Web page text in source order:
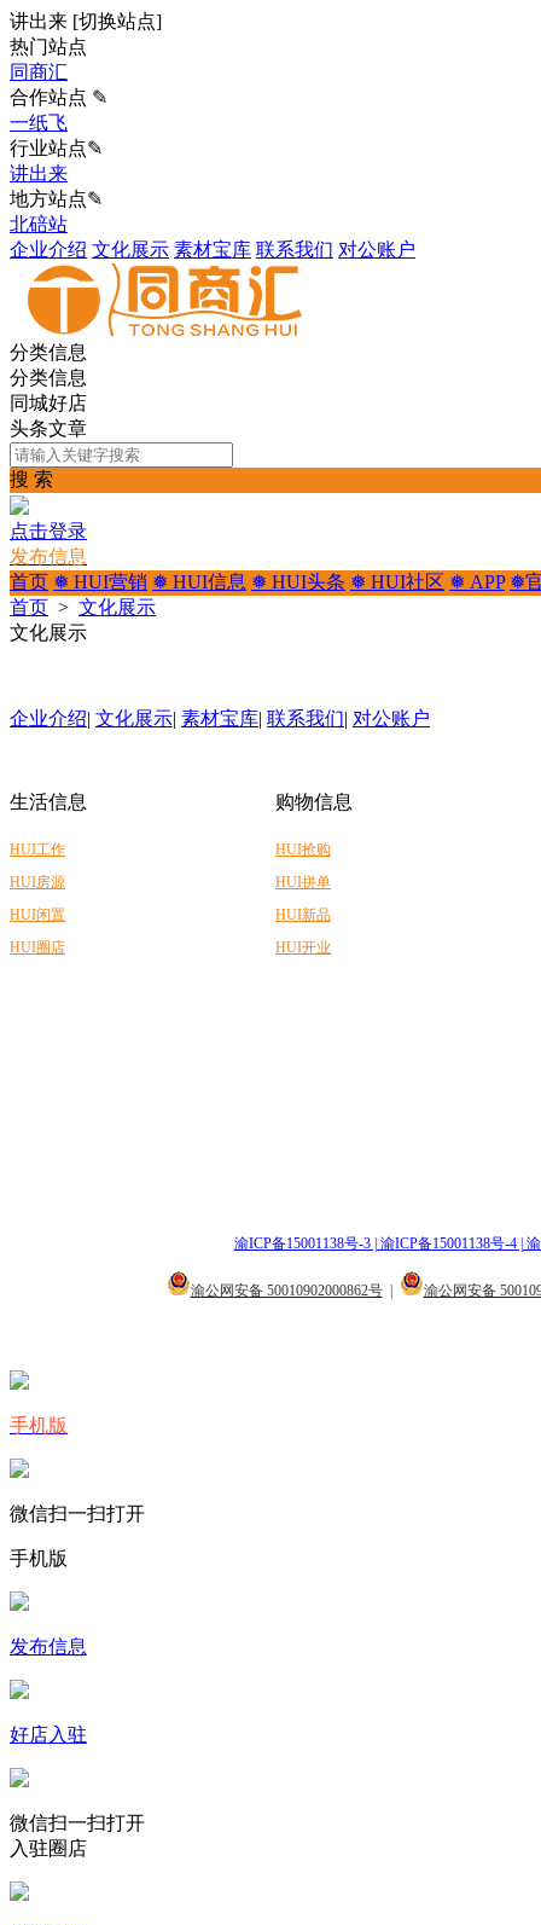
讲出来 [切换站点]
热门站点
同商汇
合作站点 ✎
一纸飞
行业站点✎
讲出来
地方站点✎
北碚站
企业介绍 文化展示 素材宝库 联系我们 对公账户
分类信息
分类信息
同城好店
头条文章
搜 索
点击登录
发布信息
首页 ❅ HUI营销 ❅ HUI信息 ❅ HUI头条 ❅ HUI社区 ❅ APP ❅
首页 > 文化展示
文化展示
企业介绍| 文化展示| 素材宝库| 联系我们| 对公账户
生活信息
HUI工作
HUI房源
HUI闲置
HUI圈店
购物信息
HUI抢购
HUI拼单
HUI新品
HUI开业
渝ICP备15001138号-3 | 渝ICP备15001138号-4 |
渝公网安备 50010902000862号 渝公网安备
手机版
微信扫一扫打开
手机版
发布信息
好店入驻
微信扫一扫打开
入驻圈店